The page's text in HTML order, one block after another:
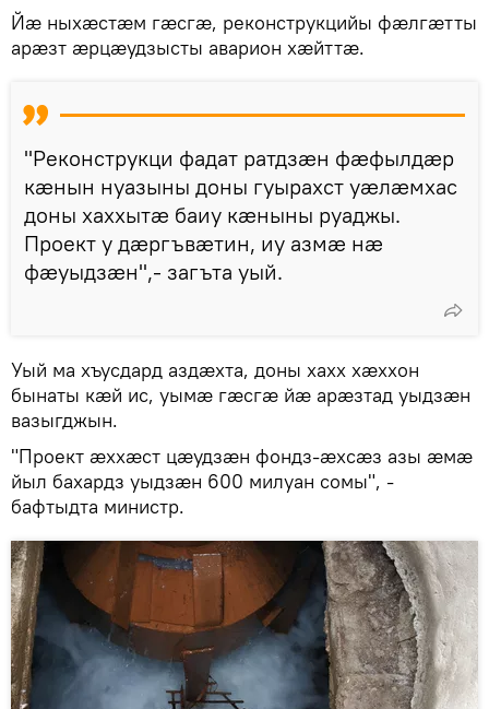
Йӕ ныхӕстӕм гӕсгӕ, реконструкцийы фӕлгӕтты
арӕзт ӕрцӕудзысты аварион хӕйттӕ.
"Реконструкци фадат ратдзӕн фӕфылдӕр
кӕнын нуазыны доны гуырахст уӕлӕмхас
доны хаххытӕ баиу кӕныны руаджы.
Проект у дӕргъвӕтин, иу азмӕ нӕ
фӕуыдзӕн",- загъта уый.
Уый ма хъусдард аздӕхта, доны хахх хӕххон
бынаты кӕй ис, уымӕ гӕсгӕ йӕ арӕзтад уыдзӕн
вазыгджын.
"Проект ӕххӕст цӕудзӕн фондз-ӕхсӕз азы ӕмӕ
йыл бахардз уыдзӕн 600 милуан сомы", -
бафтыдта министр.